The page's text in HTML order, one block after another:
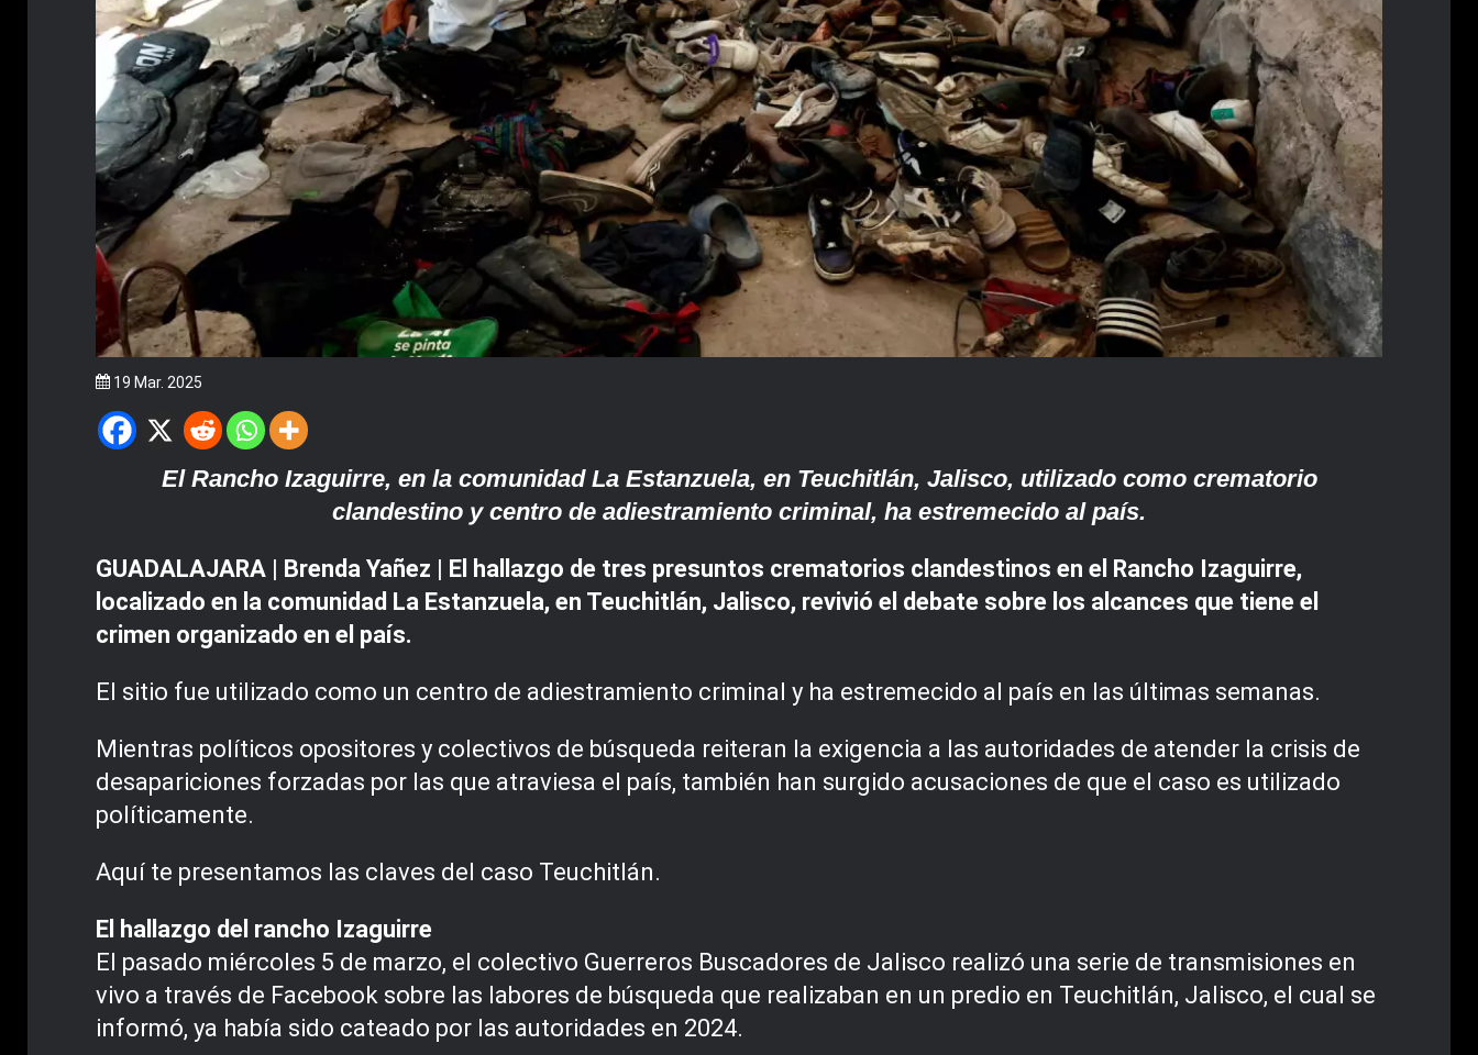
19 Mar. 2025
El Rancho Izaguirre, en la comunidad La Estanzuela, en Teuchitlán, Jalisco, utilizado como crematorio
clandestino y centro de adiestramiento criminal, ha estremecido al país.
GUADALAJARA | Brenda Yañez | El hallazgo de tres presuntos crematorios clandestinos en el Rancho Izaguirre,
localizado en la comunidad La Estanzuela, en Teuchitlán, Jalisco, revivió el debate sobre los alcances que tiene el
crimen organizado en el país.
El sitio fue utilizado como un centro de adiestramiento criminal y ha estremecido al país en las últimas semanas.
Mientras políticos opositores y colectivos de búsqueda reiteran la exigencia a las autoridades de atender la crisis de
desapariciones forzadas por las que atraviesa el país, también han surgido acusaciones de que el caso es utilizado
políticamente.
Aquí te presentamos las claves del caso Teuchitlán.
El hallazgo del rancho Izaguirre
El pasado miércoles 5 de marzo, el colectivo Guerreros Buscadores de Jalisco realizó una serie de transmisiones en
vivo a través de Facebook sobre las labores de búsqueda que realizaban en un predio en Teuchitlán, Jalisco, el cual se
informó, ya había sido cateado por las autoridades en 2024.